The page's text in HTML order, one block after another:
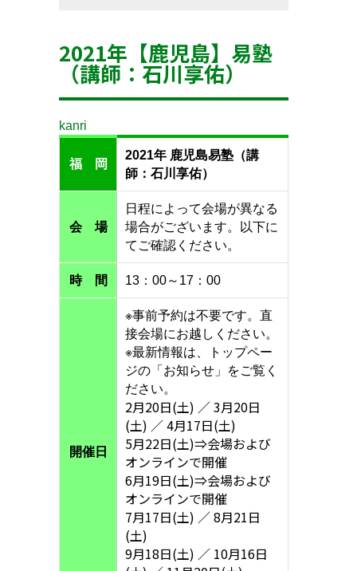
2021年【鹿児島】易塾
（講師：石川享佑）
kanri
福 岡
2021年 鹿児島易塾（講
師：石川享佑）
会 場
日程によって会場が異なる
場合がございます。以下に
てご確認ください。
時 間 13：00～17：00
開催日
※事前予約は不要です。直
接会場にお越しください。
※最新情報は、トップペー
ジの「お知らせ」をご覧く
ださい。
2月20日(土) ／ 3月20日
(土) ／ 4月17日(土)
5月22日(土)⇒会場および
オンラインで開催
6月19日(土)⇒会場および
オンラインで開催
7月17日(土) ／ 8月21日
(土)
9月18日(土) ／ 10月16日